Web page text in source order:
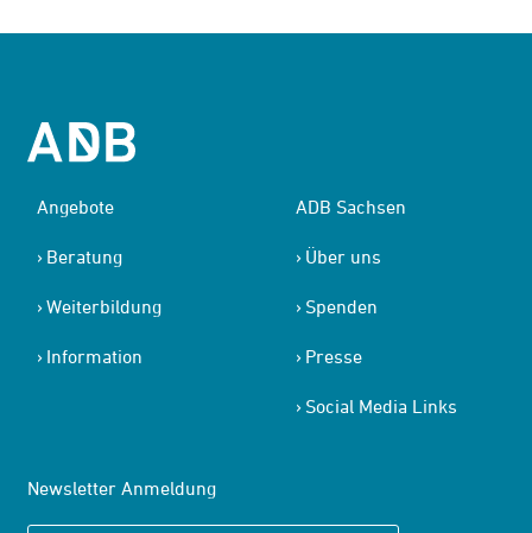
Angebote
Beratung
Weiterbildung
Information
ADB Sachsen
Über uns
Spenden
Presse
Social Media Links
Newsletter Anmeldung